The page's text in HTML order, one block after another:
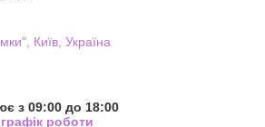
Київ, Україна
з 09:00 до 18:00
роботи